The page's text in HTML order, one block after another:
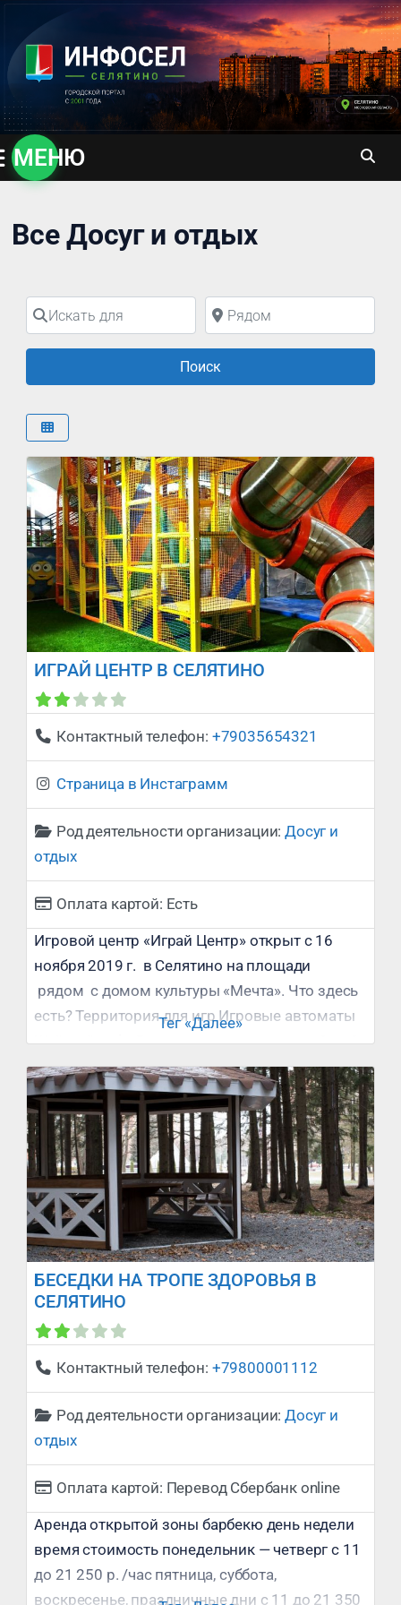
содержимому
МЕНЮ
Все Досуг и отдых
Искать для Рядом
ПоискПоиск
ИГРАЙ ЦЕНТР В СЕЛЯТИНО
Сейчас закрыто
Контактный телефон: +79035654321
Страница в Инстаграмм
Род деятельности организации:Досуг и
отдых
Оплата картой: Есть
Игровой центр «Играй Центр» открыт с 16
ноября 2019 г. в Селятино на площади
рядом с домом культуры «Мечта». Что здесь
есть? Территория для игр Игровые автоматы
Жуй-жуй кафе Возрастные ограничения? от 0
до 120 лет Стоимость услуг? Посещение
игровой территории: Будние дни до 14:00 за 1
час — 290₽ Будние дни после 14:00 за 1 час —
390₽ Будние
Тег «Далее»
БЕСЕДКИ НА ТРОПЕ ЗДОРОВЬЯ В
СЕЛЯТИНО
Сейчас закрыто
Контактный телефон: +79800001112
Род деятельности организации:Досуг и
отдых
Оплата картой: Перевод Сбербанк online
Аренда открытой зоны барбекю день недели
время стоимость понедельник — четверг с 11
до 21 250 р. /час пятница, суббота,
воскресенье, праздничные дни с 11 до 21 350